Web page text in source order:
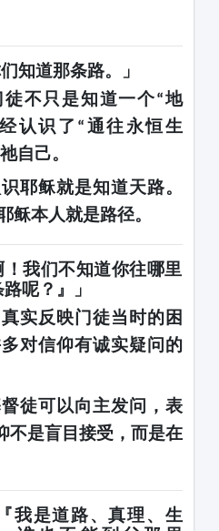
知道那条路。」
徒不只是知道一个“地
认识了 “ 通往永恒生
祂自己。
识耶稣就是知道天路。
稣本人就是路径。
我们不知道你往哪里
呢？』」
真实反映门徒当时的困
对信仰有诚实疑问的
督徒可以向主发问，表
不是盲目接受，而是在
我是道路、真理、生